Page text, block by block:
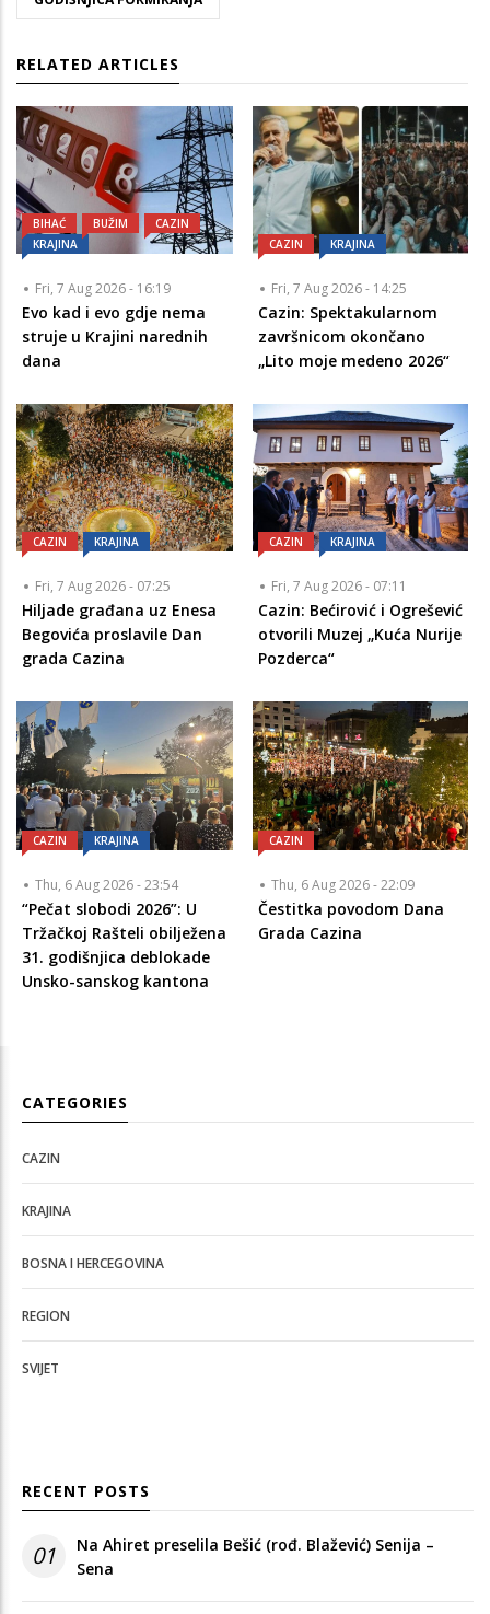
RELATED ARTICLES
BIHAĆ BUŽIM
CAZIN
KRAJINA
Fri, 7 Aug 2026 - 16:19
Evo kad i evo gdje nema
struje u Krajini narednih
dana
CAZIN KRAJINA
Fri, 7 Aug 2026 - 14:25
Cazin: Spektakularnom
završnicom okončano
„Lito moje medeno 2026“
CAZIN KRAJINA
Fri, 7 Aug 2026 - 07:25
Hiljade građana uz Enesa
Begovića proslavile Dan
grada Cazina
CAZIN KRAJINA
Fri, 7 Aug 2026 - 07:11
Cazin: Bećirović i Ogrešević
otvorili Muzej „Kuća Nurije
Pozderca“
CAZIN KRAJINA
Thu, 6 Aug 2026 - 23:54
“Pečat slobodi 2026”: U
Tržačkoj Rašteli obilježena
31. godišnjica deblokade
Unsko-sanskog kantona
CAZIN
Thu, 6 Aug 2026 - 22:09
Čestitka povodom Dana
Grada Cazina
CATEGORIES
CAZIN
KRAJINA
BOSNA I HERCEGOVINA
REGION
SVIJET
RECENT POSTS
01
Na Ahiret preselila Bešić (rođ. Blažević) Senija –
Sena